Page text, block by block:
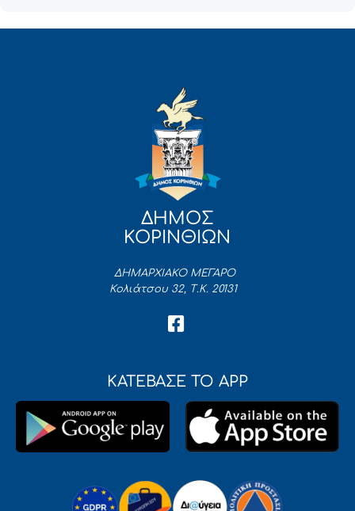
ΔΗΜΟΣ
ΚΟΡΙΝΘΙΩΝ
ΔΗΜΑΡΧΙΑΚΟ ΜΕΓΑΡΟ
Κολιάτσου 32, Τ.Κ. 20131
ΚΑΤΕΒΑΣΕ ΤΟ APP